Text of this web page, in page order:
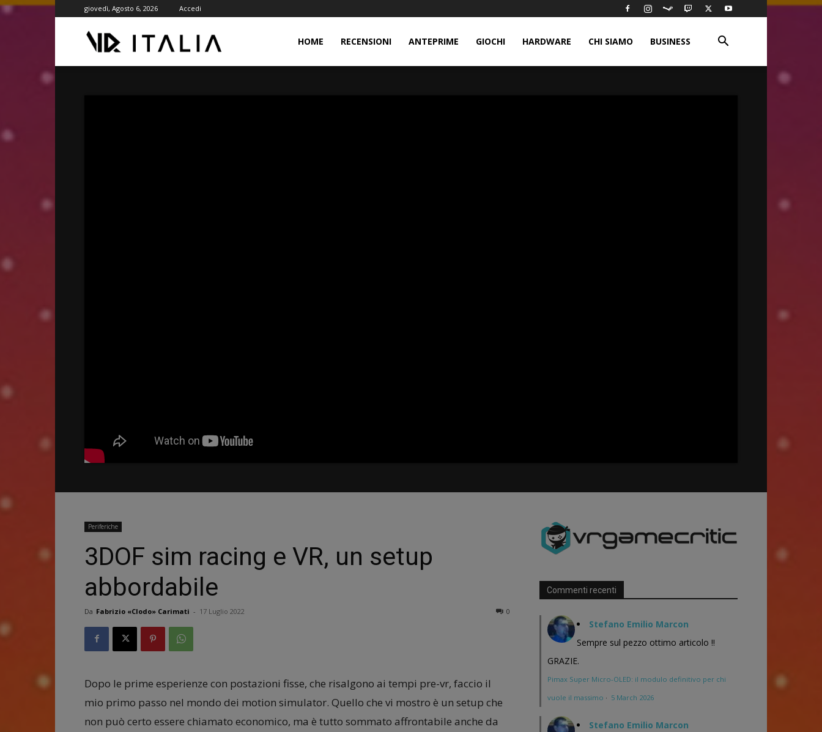
giovedì, Agosto 6, 2026 Accedi
HOME RECENSIONI ANTEPRIME GIOCHI HARDWARE CHI SIAMO BUSINESS
Periferiche
3DOF sim racing e VR, un setup
abbordabile
Da Fabrizio «Clodo» Carimati - 17 Luglio 2022 0
Dopo le prime esperienze con postazioni fisse, che risalgono ai tempi pre-vr, faccio il
mio primo passo nel mondo dei motion simulator. Quello che vi mostro è un setup che
non può certo essere chiamato economico, ma è tutto sommato affrontabile anche da
Commenti recenti
Stefano Emilio Marcon
Sempre sul pezzo ottimo articolo !!
GRAZIE.
Pimax Super Micro-OLED: il modulo definitivo per chi
vuole il massimo · 5 March 2026
Stefano Emilio Marcon